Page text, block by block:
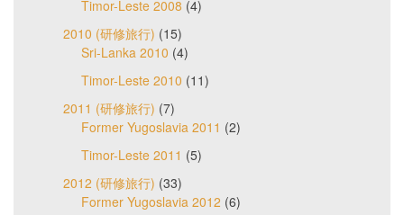
Timor-Leste 2008 (4)
2010 (研修旅行) (15)
Sri-Lanka 2010 (4)
Timor-Leste 2010 (11)
2011 (研修旅行) (7)
Former Yugoslavia 2011 (2)
Timor-Leste 2011 (5)
2012 (研修旅行) (33)
Former Yugoslavia 2012 (6)